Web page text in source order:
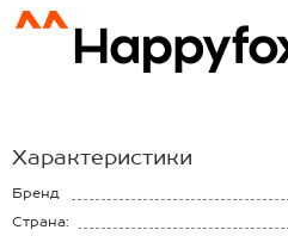
Характеристики
Бренд
Страна: